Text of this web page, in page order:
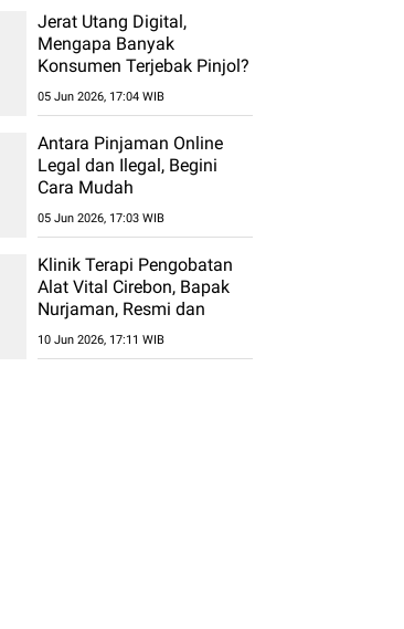
Jerat Utang Digital,
Mengapa Banyak
Konsumen Terjebak Pinjol?
05 Jun 2026, 17:04 WIB
Antara Pinjaman Online
Legal dan Ilegal, Begini
Cara Mudah
Membedakannya
05 Jun 2026, 17:03 WIB
Klinik Terapi Pengobatan
Alat Vital Cirebon, Bapak
Nurjaman, Resmi dan
Permanen Tanpa Efek
Samping
10 Jun 2026, 17:11 WIB